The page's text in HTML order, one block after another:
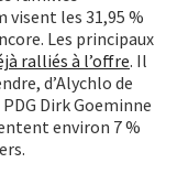
visent les 31,95 %
Les principaux
ralliés à l’offre. Il
d’Alychlo de
Dirk Goeminne
environ 7 %